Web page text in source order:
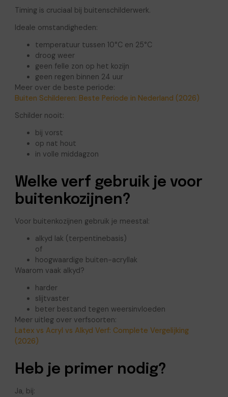
Timing is cruciaal bij buitenschilderwerk.
Ideale omstandigheden:
temperatuur tussen 10°C en 25°C
droog weer
geen felle zon op het kozijn
geen regen binnen 24 uur
Meer over de beste periode:
Buiten Schilderen: Beste Periode in Nederland (2026)
Schilder nooit:
bij vorst
op nat hout
in volle middagzon
Welke verf gebruik je voor
buitenkozijnen?
Voor buitenkozijnen gebruik je meestal:
alkyd lak (terpentinebasis)
of
hoogwaardige buiten-acryllak
Waarom vaak alkyd?
harder
slijtvaster
beter bestand tegen weersinvloeden
Meer uitleg over verfsoorten:
Latex vs Acryl vs Alkyd Verf: Complete Vergelijking
(2026)
Heb je primer nodig?
Ja, bij: